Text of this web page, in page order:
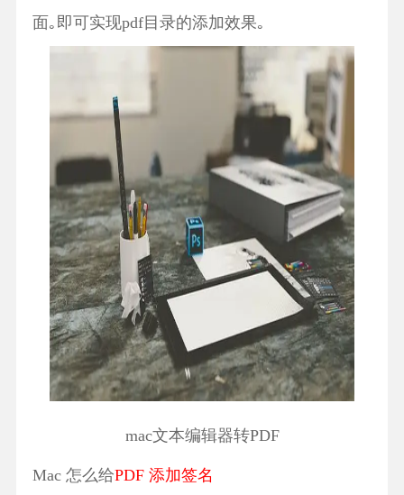
面｡即可实现pdf目录的添加效果｡
mac文本编辑器转PDF
Mac 怎么给PDF 添加签名